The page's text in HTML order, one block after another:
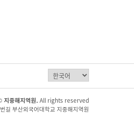
지중해지역원. All rights reserved
부산외국어대학교 지중해지역원